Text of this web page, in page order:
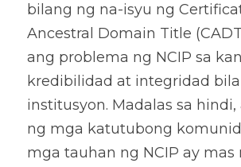
bilang ng na-isyu ng
Ancestral Domain Title
ang problema ng NCIP sa
kredibilidad at integridad
institusyon. Madalas sa
ng mga katutubong
mga tauhan ng NCIP ay mas